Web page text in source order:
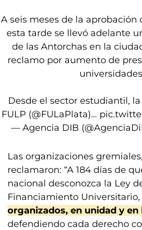
A seis meses de la aprobación
esta tarde se llevó adelante
de las Antorchas en la
reclamo por aumento de
Desde el sector estudiantil,
FULP (@FULaPlata)…
— Agencia DIB
Las organizaciones
reclamaron: “A 184 días de
nacional desconozca la Ley
Financiamiento Universitario,
organizados, en unidad y en
defendiendo cada derecho